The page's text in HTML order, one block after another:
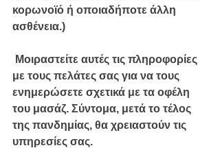
κορωνοϊό ή οποιαδήποτε άλλη
ασθένεια.)
με τους πελάτες σας για να τους
ενημερώσετε σχετικά με τα οφέλη
του μασάζ. Σύντομα, μετά το τέλος
της πανδημίας, θα χρειαστούν τις
υπηρεσίες σας.